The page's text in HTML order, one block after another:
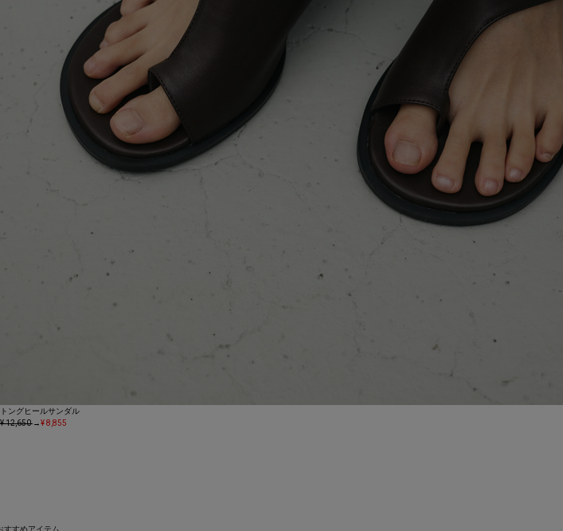
トングヒールサンダル
¥ 12,650→¥ 8,855
すすめアイテム